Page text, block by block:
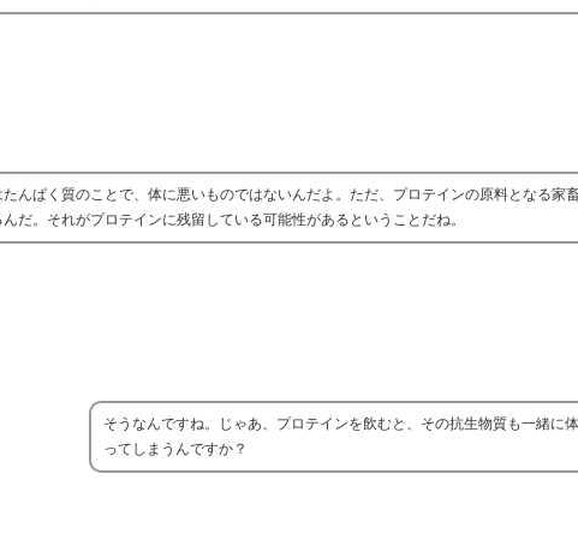
んぱく質のことで、体に悪いものではないんだよ。ただ、プロテインの原料となる家
だ。それがプロテインに残留している可能性があるということだね。
そうなんですね。じゃあ、プロテインを飲むと、その抗生物質も一緒に
ってしまうんですか？